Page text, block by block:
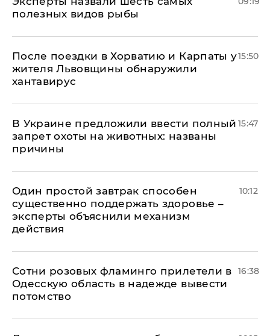
полезных видов рыбы
После поездки в Хорватию и Карпаты у
жителя Львовщины обнаружили
хантавирус
15:50
В Украине предложили ввести полный
запрет охоты на животных: названы
причины
15:47
Один простой завтрак способен
существенно поддержать здоровье –
эксперты объяснили механизм
действия
10:12
Сотни розовых фламинго прилетели в
Одесскую область в надежде вывести
потомство
16:38